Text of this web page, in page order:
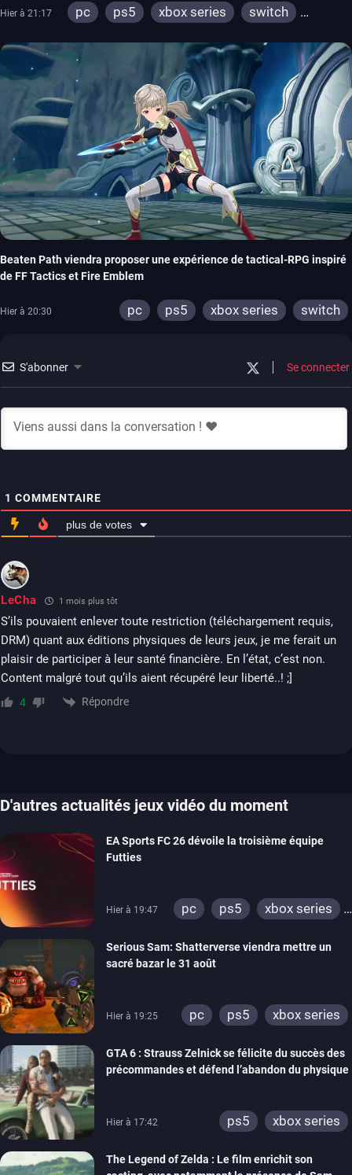
Hier à 21:17 pc ps5 xbox series
switch
Beaten Path viendra proposer une expérience de tactical-RPG inspiré
de FF Tactics et Fire Emblem
Hier à 20:30 pc ps5 xbox series switch
S'abonner Se connecter
1 COMMENTAIRE
plus de votes
LeCha 1 mois plus tôt
S’ils pouvaient enlever toute restriction (téléchargement requis,
DRM) quant aux éditions physiques de leurs jeux, je me ferait un
plaisir de participer à leur santé financière. En l’état, c’est non.
Content malgré tout qu’ils aient récupéré leur liberté..! ;]
4 Répondre
D'autres actualités jeux vidéo du moment
EA Sports FC 26 dévoile la troisième équipe
Futties
Hier à 19:47 pc ps5
xbox series
xbox one
switch 2
Serious Sam: Shatterverse viendra mettre un
sacré bazar le 31 août
Hier à 19:25 pc ps5 xbox series
GTA 6 : Strauss Zelnick se félicite du succès des
précommandes et défend l’abandon du physique
Hier à 17:42 ps5 xbox series
The Legend of Zelda : Le film enrichit son